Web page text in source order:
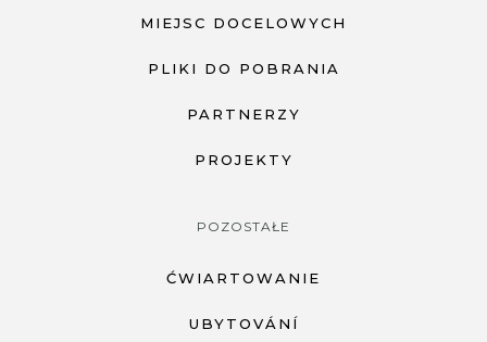
MIEJSC DOCELOWYCH
PLIKI DO POBRANIA
PARTNERZY
PROJEKTY
POZOSTAŁE
ĆWIARTOWANIE
UBYTOVÁNÍ